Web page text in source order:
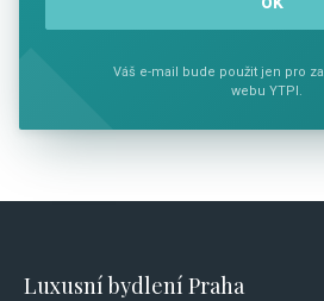
Váš e-mail bude použit jen pro
webu YTPI.
Luxusní bydlení Praha